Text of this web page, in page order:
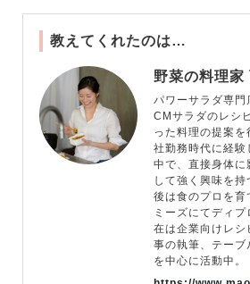
教えてくれたのは…
野菜の料理家
パワーサラダ専
CMサラダのレシ
った料理の提案
社勤務時代に経験
中で、直接身体に
して強く興味を
後は食のプロを育
ミーズにてディ
在は企業向けレシ
事の執筆、テーブ
を中心に活動中。